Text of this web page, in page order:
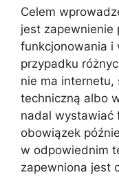
Celem
jest zapewnienie
funkcjonowania i
przypadku
nie ma internetu,
techniczną albo
nadal wystawiać
obowiązek
w odpowiednim
zapewniona jest